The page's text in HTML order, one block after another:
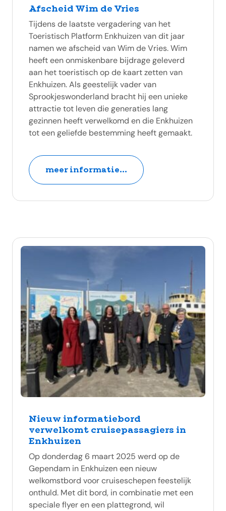
Afscheid Wim de Vries
Tijdens de laatste vergadering van het
Toeristisch Platform Enkhuizen van dit jaar
namen we afscheid van Wim de Vries. Wim
heeft een onmiskenbare bijdrage geleverd
aan het toeristisch op de kaart zetten van
Enkhuizen. Als geestelijk vader van
Sprookjeswonderland bracht hij een unieke
attractie tot leven die generaties lang
gezinnen heeft verwelkomd en die Enkhuizen
tot een geliefde bestemming heeft gemaakt.
meer informatie...
Nieuw informatiebord
verwelkomt cruisepassagiers in
Enkhuizen
Op donderdag 6 maart 2025 werd op de
Gependam in Enkhuizen een nieuw
welkomstbord voor cruiseschepen feestelijk
onthuld. Met dit bord, in combinatie met een
speciale flyer en een plattegrond, wil